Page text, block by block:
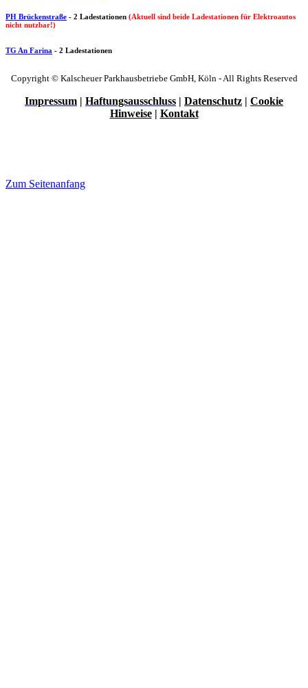
PH Brückenstraße - 2 Ladestationen (Aktuell sind beide Ladestationen für Elektroautos
nicht nutzbar!)
TG An Farina - 2 Ladestationen
Copyright © Kalscheuer Parkhausbetriebe GmbH, Köln - All Rights Reserved
Impressum | Haftungsausschluss | Datenschutz | Cookie
Hinweise | Kontakt
Zum Seitenanfang